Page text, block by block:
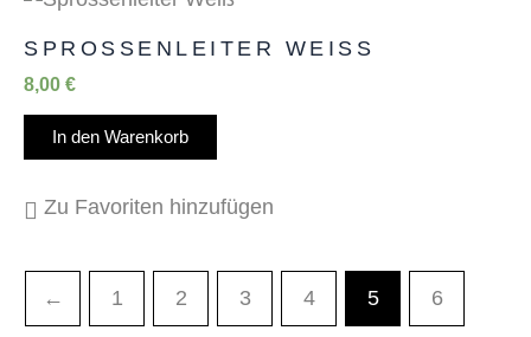
SPROSSENLEITER WEISS
8,00 €
In den Warenkorb
Zu Favoriten hinzufügen
← 1 2 3 4 5 6